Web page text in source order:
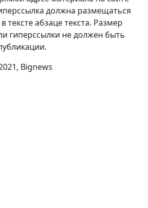
должна размещаться
тексте абзаце текста. Размер
гиперссылки не должен быть
Bignews